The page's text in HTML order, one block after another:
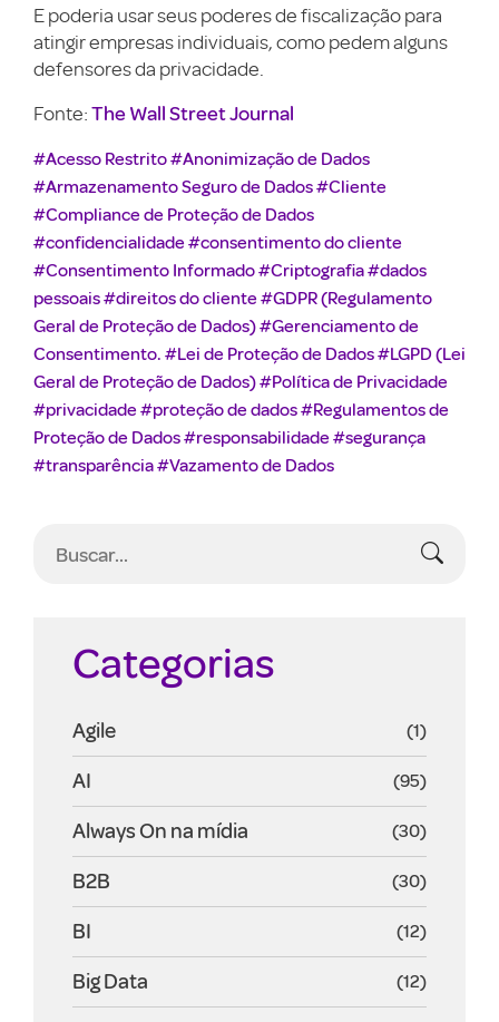
E poderia usar seus poderes de fiscalização para
atingir empresas individuais, como pedem alguns
defensores da privacidade.
Fonte: The Wall Street Journal
#Acesso Restrito#Anonimização de Dados
#Armazenamento Seguro de Dados#Cliente
#Compliance de Proteção de Dados
#confidencialidade#consentimento do cliente
#Consentimento Informado#Criptografia#dados
pessoais#direitos do cliente#GDPR (Regulamento
Geral de Proteção de Dados)#Gerenciamento de
Consentimento. #Lei de Proteção de Dados#LGPD (Lei
Geral de Proteção de Dados)#Política de Privacidade
#privacidade#proteção de dados#Regulamentos de
Proteção de Dados#responsabilidade#segurança
#transparência#Vazamento de Dados
Categorias
Agile (1)
AI (95)
Always On na mídia (30)
B2B (30)
BI (12)
Big Data (12)